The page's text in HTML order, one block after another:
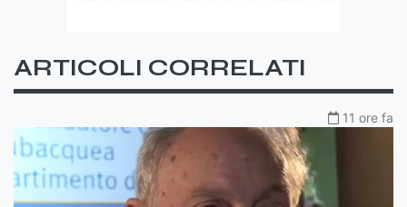
ARTICOLI CORRELATI
11 ore fa